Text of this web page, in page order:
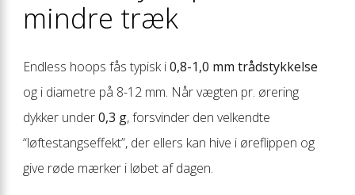
mindre træk
Endless hoops fås typisk i0,8-1,0 mm trådstykkelse
og i diametre på 8-12 mm. Når vægten pr. ørering
dykker under0,3 g, forsvinder den velkendte
“løftestangseffekt”, der ellers kan hive i øreflippen og
give røde mærker i løbet af dagen.